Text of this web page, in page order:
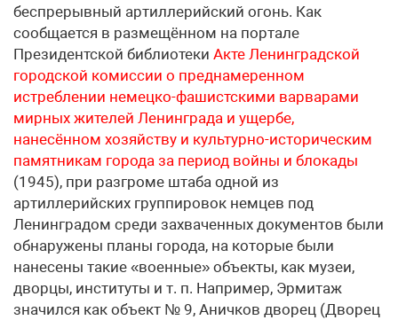
беспрерывный артиллерийский огонь. Как
сообщается в размещённом на портале
Президентской библиотеки Акте Ленинградской
городской комиссии о преднамеренном
истреблении немецко-фашистскими варварами
мирных жителей Ленинграда и ущербе,
нанесённом хозяйству и культурно-историческим
памятникам города за период войны и блокады
(1945), при разгроме штаба одной из
артиллерийских группировок немцев под
Ленинградом среди захваченных документов были
обнаружены планы города, на которые были
нанесены такие «военные» объекты, как музеи,
дворцы, институты и т. п. Например, Эрмитаж
значился как объект № 9, Аничков дворец (Дворец